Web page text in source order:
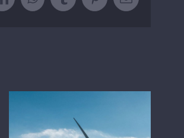
LinkedInWhatsApp
TumblrPinterestEmail